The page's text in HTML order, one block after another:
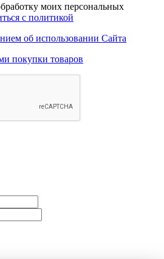
моих персональных
с политикой
об использовании Сайта
покупки товаров